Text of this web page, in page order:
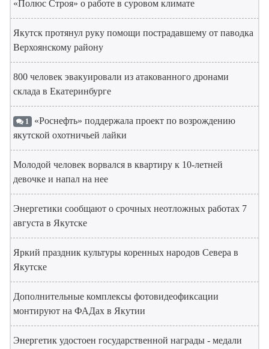
«Полюс Строя» о работе в суровом климате
Якутск протянул руку помощи пострадавшему от паводка
Верхоянскому району
800 человек эвакуировали из атакованного дронами
склада в Екатеринбурге
1 «Роснефть» поддержала проект по возрождению
якутской охотничьей лайки
Молодой человек ворвался в квартиру к 10-летней
девочке и напал на нее
Энергетики сообщают о срочных неотложных работах 7
августа в Якутске
Яркий праздник культуры коренных народов Севера в
Якутске
Дополнительные комплексы фотовидеофиксации
монтируют на ФАДах в Якутии
Энергетик удостоен государственной награды - медали